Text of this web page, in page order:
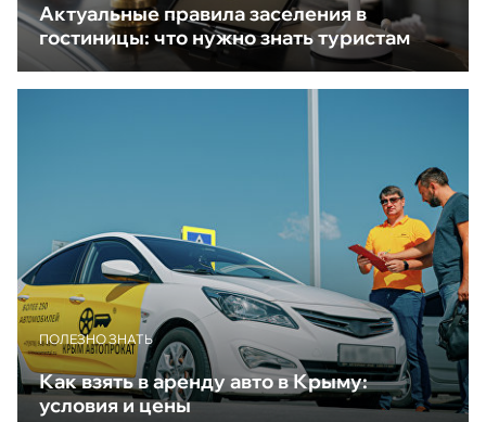
Актуальные правила заселения в
гостиницы: что нужно знать туристам
ПОЛЕЗНО ЗНАТЬ
Как взять в аренду авто в Крыму:
условия и цены